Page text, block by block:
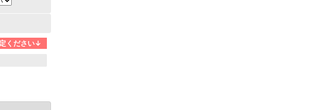
ください↓